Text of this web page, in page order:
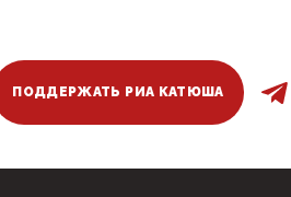
ПОДДЕРЖАТЬ РИА КАТЮША